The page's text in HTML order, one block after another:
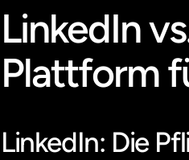
LinkedIn
Plattform
LinkedIn: Die